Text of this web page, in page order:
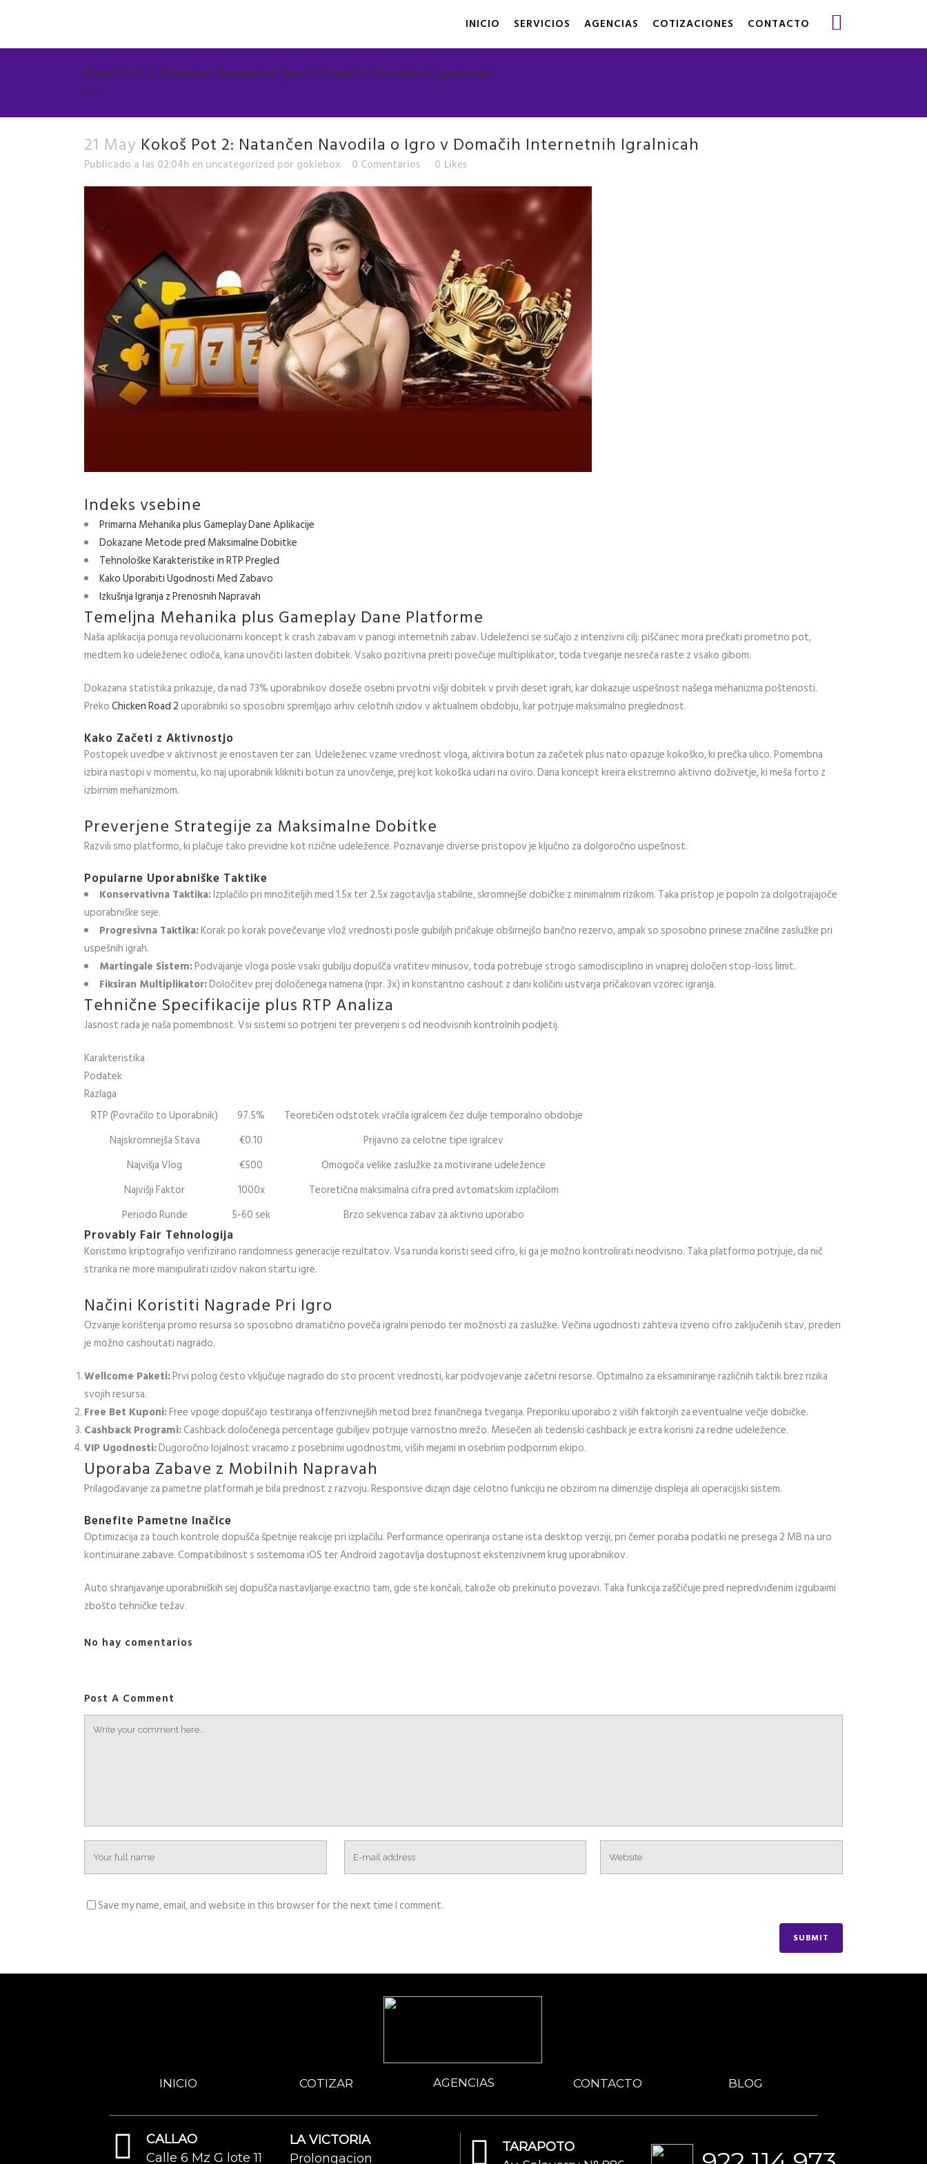
INICIO SERVICIOS AGENCIAS COTIZACIONES CONTACTO
Kokoš Pot 2: Natančen Navodila o Igro v Domačih Internetnih Igralnicah
21 May Kokoš Pot 2: Natančen Navodila o Igro v Domačih Internetnih Igralnicah
Publicado a las 02:04h en uncategorized por gokiebox 0 Comentarios 0 Likes
Indeks vsebine
Primarna Mehanika plus Gameplay Dane Aplikacije
Dokazane Metode pred Maksimalne Dobitke
Tehnološke Karakteristike in RTP Pregled
Kako Uporabiti Ugodnosti Med Zabavo
Izkušnja Igranja z Prenosnih Napravah
Temeljna Mehanika plus Gameplay Dane Platforme
Naša aplikacija ponuja revolucionarni koncept k crash zabavam v panogi internetnih zabav. Udeleženci se sučajo z intenzivni cilj: piščanec mora prečkati prometno pot,
medtem ko udeleženec odloča, kana unovčiti lasten dobitek. Vsako pozitivna preiti povečuje multiplikator, toda tveganje nesreča raste z vsako gibom.
Dokazana statistika prikazuje, da nad 73% uporabnikov doseže osebni prvotni višji dobitek v prvih deset igrah, kar dokazuje uspešnost našega mehanizma poštenosti.
PrekoChicken Road 2uporabniki so sposobni spremljajo arhiv celotnih izidov v aktualnem obdobju, kar potrjuje maksimalno preglednost.
Kako Začeti z Aktivnostjo
Postopek uvedbe v aktivnost je enostaven ter zan. Udeleženec vzame vrednost vloga, aktivira botun za začetek plus nato opazuje kokoško, ki prečka ulico. Pomembna
izbira nastopi v momentu, ko naj uporabnik klikniti botun za unovčenje, prej kot kokoška udari na oviro. Dana koncept kreira ekstremno aktivno doživetje, ki meša forto z
izbirnim mehanizmom.
Preverjene Strategije za Maksimalne Dobitke
Razvili smo platformo, ki plačuje tako previdne kot rizične udeležence. Poznavanje diverse pristopov je ključno za dolgoročno uspešnost.
Popularne Uporabniške Taktike
Konservativna Taktika:Izplačilo pri množiteljih med 1.5x ter 2.5x zagotavlja stabilne, skromnejše dobičke z minimalnim rizikom. Taka pristop je popoln za dolgotrajajoče
uporabniške seje.
Progresivna Taktika:Korak po korak povečevanje vlož vrednosti posle gubiljih pričakuje obširnejšo bančno rezervo, ampak so sposobno prinese značilne zaslužke pri
uspešnih igrah.
Martingale Sistem:Podvajanje vloga posle vsaki gubilju dopušča vratitev minusov, toda potrebuje strogo samodisciplino in vnaprej določen stop-loss limit.
Fiksiran Multiplikator:Določitev prej določenega namena (npr. 3x) in konstantno cashout z dani količini ustvarja pričakovan vzorec igranja.
Tehnične Specifikacije plus RTP Analiza
Jasnost rada je naša pomembnost. Vsi sistemi so potrjeni ter preverjeni s od neodvisnih kontrolnih podjetij.
Karakteristika
Podatek
Razlaga
RTP (Povračilo to Uporabnik)
97.5%
Teoretičen odstotek vračila igralcem čez dulje temporalno obdobje
Najskromnejša Stava
€0.10
Prijavno za celotne tipe igralcev
Najvišja Vlog
€500
Omogoča velike zaslužke za motivirane udeležence
Najvišji Faktor
1000x
Teoretična maksimalna cifra pred avtomatskim izplačilom
Periodo Runde
5-60 sek Brzo sekvenca zabav za aktivno uporabo
Provably Fair Tehnologija
Koristimo kriptografijo verifizirano randomness generacije rezultatov. Vsa runda koristi seed cifro, ki ga je možno kontrolirati neodvisno. Taka platformo potrjuje, da nič
stranka ne more manipulirati izidov nakon startu igre.
Načini Koristiti Nagrade Pri Igro
Ozvanje korištenja promo resursa so sposobno dramatično poveča igralni periodo ter možnosti za zaslužke. Večina ugodnosti zahteva izveno cifro zaključenih stav, preden
je možno cashoutati nagrado.
Wellcome Paketi:Prvi polog često vključuje nagrado do sto procent vrednosti, kar podvojevanje začetni resorse. Optimalno za eksaminiranje različnih taktik brez rizika
svojih resursa.
Free Bet Kuponi:Free vpoge dopuščajo testiranja offenzivnejših metod brez finančnega tveganja. Preporiku uporabo z viših faktorjih za eventualne večje dobičke.
Cashback Programi:Cashback določenega percentage gubiljev potrjuje varnostno mrežo. Mesečen ali tedenski cashback je extra korisni za redne udeležence.
VIP Ugodnosti:Dugoročno lojalnost vracamo z posebnimi ugodnostmi, viših mejami in osebnim podpornim ekipo.
Uporaba Zabave z Mobilnih Napravah
Prilagođavanje za pametne platformah je bila prednost z razvoju. Responsive dizajn daje celotno funkciju ne obzirom na dimenzije displeja ali operacijski sistem.
Benefite Pametne Inačice
Optimizacija za touch kontrole dopušča špetnije reakcije pri izplačilu. Performance operiranja ostane ista desktop verziji, pri čemer poraba podatki ne presega 2 MB na uro
kontinuirane zabave. Compatibilnost s sistemoma iOS ter Android zagotavlja dostupnost ekstenzivnem krug uporabnikov.
Auto shranjavanje uporabniških sej dopušča nastavljanje exactno tam, gde ste končali, takože ob prekinuto povezavi. Taka funkcija zaščičuje pred nepredviđenim izgubaimi
zbošto tehničke težav.
No hay comentarios
Post A Comment
Save my name, email, and website in this browser for the next time I comment.
BLOG
INICIO COTIZAR AGENCIAS
LA VICTORIA
Prolongacion
CONTACTO
TARAPOTO
CALLAO
Calle 6 Mz G lote 11